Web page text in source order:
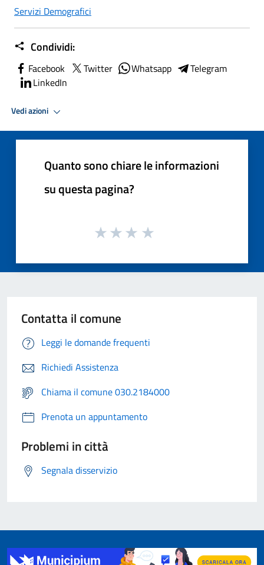
Servizi Demografici
Condividi:
Facebook Twitter Whatsapp
Telegram
LinkedIn
Vedi azioni
Quanto sono chiare le informazioni
su questa pagina?
Contatta il comune
Leggi le domande frequenti
Richiedi Assistenza
Chiama il comune 030.2184000
Prenota un appuntamento
Problemi in città
Segnala disservizio